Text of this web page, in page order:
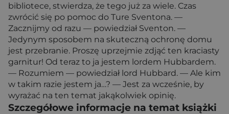
bibliotece, stwierdza, że tego już za wiele. Czas
zwrócić się po pomoc do Ture Sventona. —
Zacznijmy od razu — powiedział Sventon. —
Jedynym sposobem na skuteczną ochronę domu
jest przebranie. Proszę uprzejmie zdjąć ten kraciasty
garnitur! Od teraz to ja jestem lordem Hubbardem.
— Rozumiem — powiedział lord Hubbard. — Ale kim
w takim razie jestem ja…? — Jest za wcześnie, by
wyrażać na ten temat jakąkolwiek opinię.
Szczegółowe informacje na temat książki